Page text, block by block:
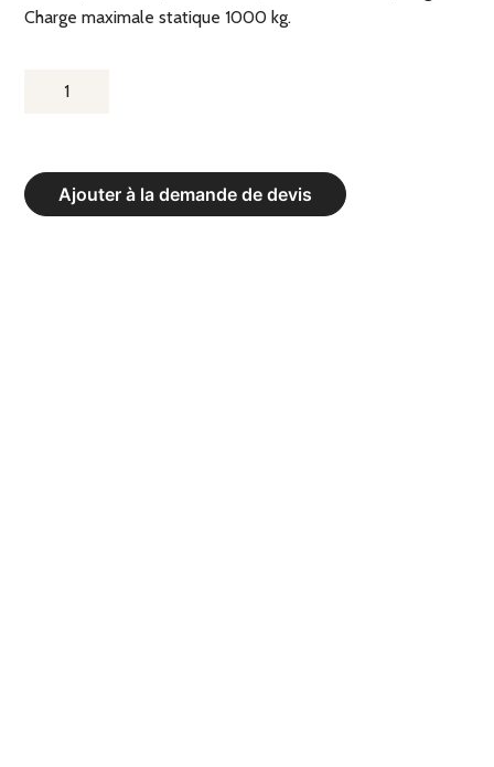
Charge maximale statique 1000 kg.
Ajouter à la demande de devis
QUANTITÉ
DE
TRANSPORT